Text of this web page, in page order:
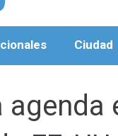
Ciudad
agenda